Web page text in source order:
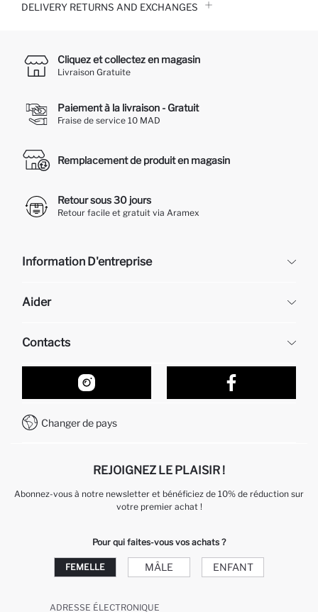
DELIVERY RETURNS AND EXCHANGES
Cliquez et collectez en magasin
Livraison Gratuite
Paiement à la livraison - Gratuit
Fraise de service 10 MAD
Remplacement de produit en magasin
Retour sous 30 jours
Retour facile et gratuit via Aramex
Information D'entreprise
À propos de nous
Aider
Retour et changement
Suivi de la Commande
Comment acheter sur DeFacto ?
Comment payer sur DeFacto?
Contacts
Nos Magasins
Formulaire de contact
Service Client +212 525 076 633
Changer de pays
REJOIGNEZ LE PLAISIR !
Abonnez-vous à notre newsletter et bénéficiez de 10% de réduction sur
votre premier achat !
Pour qui faites-vous vos achats ?
FEMELLE MÂLE ENFANT
ADRESSE ÉLECTRONIQUE